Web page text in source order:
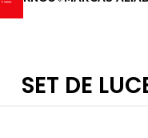
SET DE